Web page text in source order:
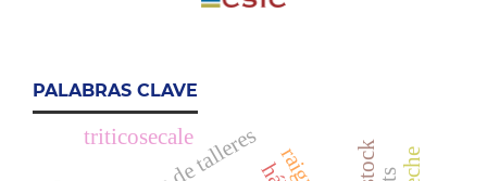
PALABRAS CLAVE
triticosecale